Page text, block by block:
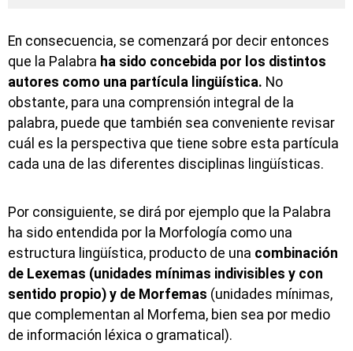
En consecuencia, se comenzará por decir entonces
que la Palabra ha sido concebida por los distintos
autores como una partícula lingüística. No
obstante, para una comprensión integral de la
palabra, puede que también sea conveniente revisar
cuál es la perspectiva que tiene sobre esta partícula
cada una de las diferentes disciplinas lingüísticas.
Por consiguiente, se dirá por ejemplo que la Palabra
ha sido entendida por la Morfología como una
estructura lingüística, producto de una combinación
de Lexemas (unidades mínimas indivisibles y con
sentido propio) y de Morfemas (unidades mínimas,
que complementan al Morfema, bien sea por medio
de información léxica o gramatical).